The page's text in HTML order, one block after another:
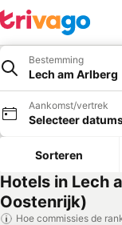
Bestemming
Lech am Arlberg
Aankomst/vertrek
Selecteer
Sorteren
Hotels in Lech
Oostenrijk)
Hoe commissies de